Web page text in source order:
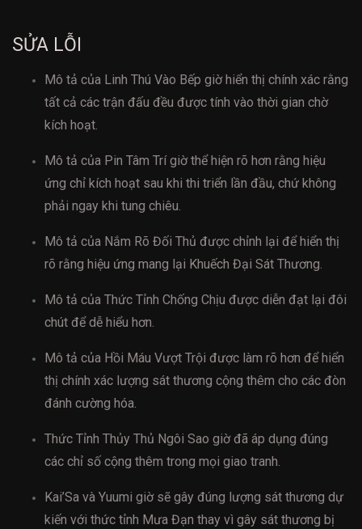
SỬA LỖI
Mô tả của Linh Thú Vào Bếp giờ hiển thị chính xác rằng
tất cả các trận đấu đều được tính vào thời gian chờ
kích hoạt.
Mô tả của Pin Tâm Trí giờ thể hiện rõ hơn rằng hiệu
ứng chỉ kích hoạt sau khi thi triển lần đầu, chứ không
phải ngay khi tung chiêu.
Mô tả của Nắm Rõ Đối Thủ được chỉnh lại để hiển thị
rõ rằng hiệu ứng mang lại Khuếch Đại Sát Thương.
Mô tả của Thức Tỉnh Chống Chịu được diễn đạt lại đôi
chút để dễ hiểu hơn.
Mô tả của Hồi Máu Vượt Trội được làm rõ hơn để hiển
thị chính xác lượng sát thương cộng thêm cho các đòn
đánh cường hóa.
Thức Tỉnh Thủy Thủ Ngôi Sao giờ đã áp dụng đúng
các chỉ số cộng thêm trong mọi giao tranh.
Kai’Sa và Yuumi giờ sẽ gây đúng lượng sát thương dự
kiến với thức tỉnh Mưa Đạn thay vì gây sát thương bị